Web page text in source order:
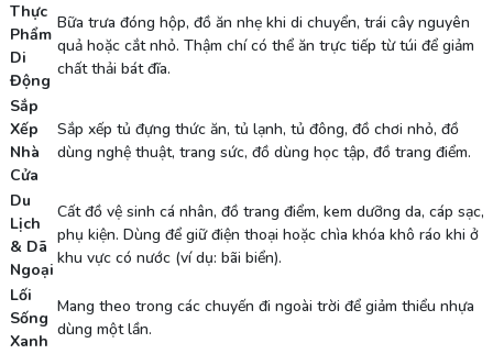
Thực
Phẩm
Di
Động
Bữa trưa đóng hộp, đồ ăn nhẹ khi di chuyển, trái cây nguyên
quả hoặc cắt nhỏ. Thậm chí có thể ăn trực tiếp từ túi để giảm
chất thải bát đĩa.
Sắp
Xếp
Nhà
Cửa
Sắp xếp tủ đựng thức ăn, tủ lạnh, tủ đông, đồ chơi nhỏ, đồ
dùng nghệ thuật, trang sức, đồ dùng học tập, đồ trang điểm.
Du
Lịch
& Dã
Ngoại
Cất đồ vệ sinh cá nhân, đồ trang điểm, kem dưỡng da, cáp sạc,
phụ kiện. Dùng để giữ điện thoại hoặc chìa khóa khô ráo khi ở
khu vực có nước (ví dụ: bãi biển).
Lối
Sống
Xanh
Mang theo trong các chuyến đi ngoài trời để giảm thiểu nhựa
dùng một lần.